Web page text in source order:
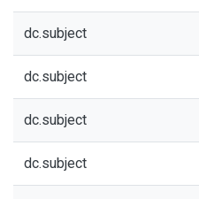
dc.subject
dc.subject
dc.subject
dc.subject